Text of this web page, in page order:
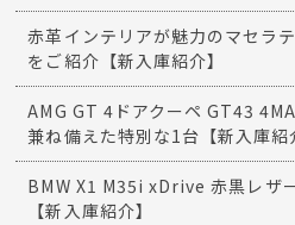
赤革インテリアが魅力のマセラ
をご紹介【新入庫紹介】
AMG GT 4ドアクーペ GT43
兼ね備えた特別な1台【新入庫紹
BMW X1 M35i xDrive 赤黒レザ
【新入庫紹介】